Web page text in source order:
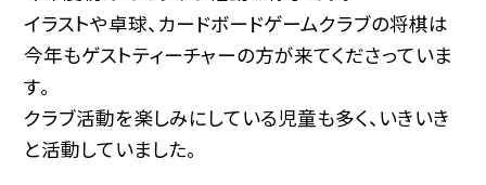
イラストや卓球、カードボードゲームクラブの将棋は
今年もゲストティーチャーの方が来てくださっていま
す。
クラブ活動を楽しみにしている児童も多く、いきいき
と活動していました。